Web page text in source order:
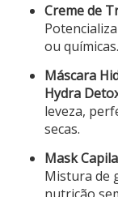
Creme de
ou
Máscara
Hydra
leveza,
secas.
Mask
Mistura de